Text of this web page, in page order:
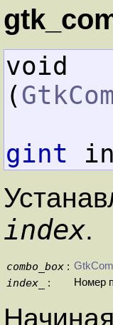
void
(
gint
index.
combo_box :
index_ : Номер